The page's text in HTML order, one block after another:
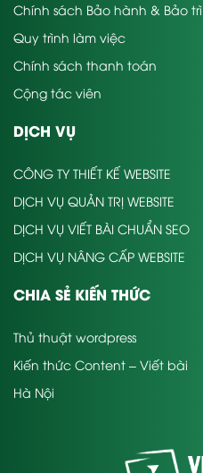
Chính sách Bảo hành & Bảo trì
Quy trình làm việc
Chính sách thanh toán
Cộng tác viên
DỊCH VỤ
CÔNG TY THIẾT KẾ WEBSITE
DỊCH VỤ QUẢN TRỊ WEBSITE
DỊCH VỤ VIẾT BÀI CHUẨN SEO
DỊCH VỤ NÂNG CẤP WEBSITE
CHIA SẺ KIẾN THỨC
Thủ thuật wordpress
Kiến thức Content – Viết bài
Hà Nội